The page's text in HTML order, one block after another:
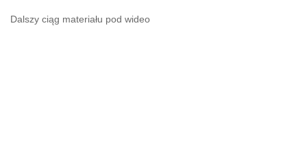
Dalszy ciąg materiału pod wideo